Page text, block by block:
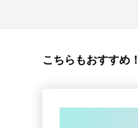
こちらもおすすめ！